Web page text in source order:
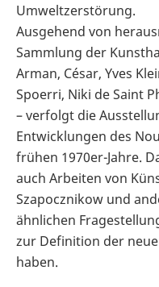
Umweltzerstörung.
Ausgehend von
Sammlung der
Arman, César, Yves
Spoerri, Niki de Saint
– verfolgt die
Entwicklungen des
frühen 1970er-Jahre.
auch Arbeiten von
Szapocznikow und
ähnlichen
zur Definition der
haben.